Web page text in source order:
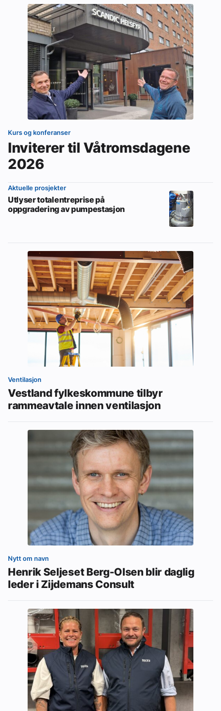
Kurs og konferanser
Inviterer til Våtromsdagene
2026
Aktuelle prosjekter
Utlyser totalentreprise på
oppgradering av pumpestasjon
Ventilasjon
Vestland fylkeskommune tilbyr
rammeavtale innen ventilasjon
Nytt om navn
Henrik Seljeset Berg-Olsen blir daglig
leder i Zijdemans Consult